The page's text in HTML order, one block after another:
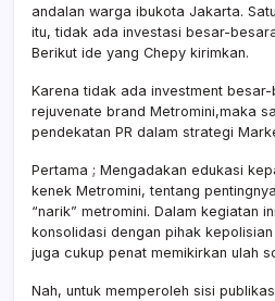
andalan warga ibukota Jakarta.
itu, tidak ada investasi besar-
Berikut ide yang Chepy kirimkan.
Karena tidak ada investment
rejuvenate brand Metromini,maka
pendekatan PR dalam strategi
Pertama ; Mengadakan edukasi
kenek Metromini, tentang
“narik” metromini. Dalam kegiatan
konsolidasi dengan pihak
juga cukup penat memikirkan ulah
Nah, untuk memperoleh sisi